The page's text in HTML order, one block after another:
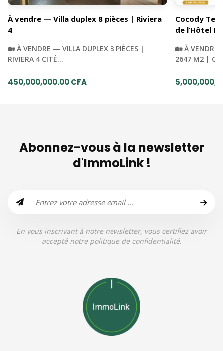
À vendre — Villa duplex 8 pièces | Riviera
4
🏡 À VENDRE — VILLA DUPLEX 8 PIÈCES |
RIVIERA 4 CITÉ…
450,000,000.00 CFA
Cocody
de l’Hôtel
🏡 À VENDRE
2647 M2 |
Abonnez-vous à la newsletter
d'ImmoLink !
En vous inscrivant à notre newsletter, vous certifiez avoir
accepté notre politique de confidentialité.